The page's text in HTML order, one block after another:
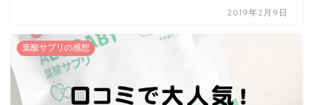
2019年2月9日
葉酸サプリの感想